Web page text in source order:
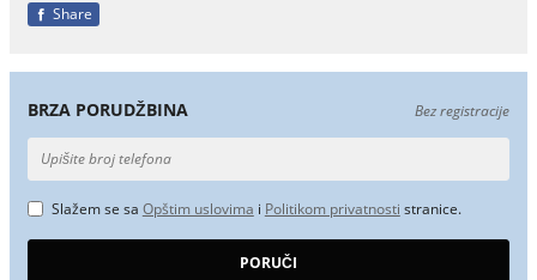
Share
BRZA PORUDŽBINA Bez registracije
Slažem se sa Opštim uslovima i Politikom privatnosti stranice.